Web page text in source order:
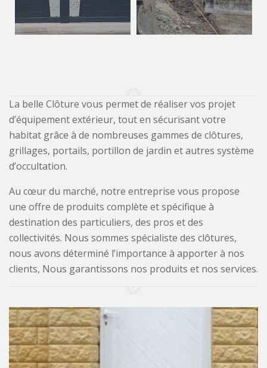
La belle Clôture vous permet de réaliser vos projet
d’équipement extérieur, tout en sécurisant votre
habitat grâce à de nombreuses gammes de clôtures,
grillages, portails, portillon de jardin et autres système
d’occultation.
Au cœur du marché, notre entreprise vous propose
une offre de produits complète et spécifique à
destination des particuliers, des pros et des
collectivités. Nous sommes spécialiste des clôtures,
nous avons déterminé l’importance à apporter à nos
clients, Nous garantissons nos produits et nos services.